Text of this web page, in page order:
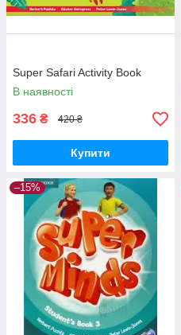
Super Safari Activity Book
В наявності
336 ₴ 420 ₴
Купити
–15%